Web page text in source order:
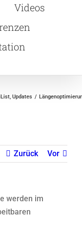
Videos
Updates
Zurück Vor
werden im